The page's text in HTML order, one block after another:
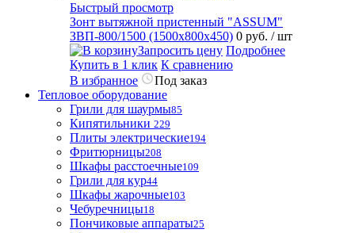
Быстрый просмотр
Зонт вытяжной пристенный "ASSUM"
ЗВП-800/1500 (1500х800х450) 0 руб. / шт
Запросить цену Подробнее
Купить в 1 клик К сравнению
В избранное
Под заказ
Тепловое оборудование
Грили для шаурмы85
Кипятильники 229
Плиты электрические194
Фритюрницы208
Шкафы расстоечные109
Грили для кур44
Шкафы жарочные103
Чебуречницы18
Пончиковые аппараты25